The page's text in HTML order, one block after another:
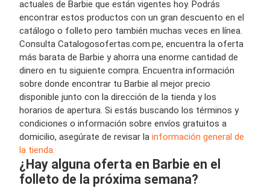
actuales de Barbie que están vigentes hoy. Podrás
encontrar estos productos con un gran descuento en el
catálogo o folleto pero también muchas veces en línea.
Consulta Catalogosofertas.com.pe, encuentra la oferta
más barata de Barbie y ahorra una enorme cantidad de
dinero en tu siguiente compra. Encuentra información
sobre donde encontrar tu Barbie al mejor precio
disponible junto con la dirección de la tienda y los
horarios de apertura. Si estás buscando los términos y
condiciones o información sobre envíos gratuitos a
domicilio, asegúrate de revisar la información general de
la tienda.
¿Hay alguna oferta en Barbie en el
folleto de la próxima semana?